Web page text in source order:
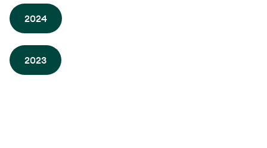
2024
2023